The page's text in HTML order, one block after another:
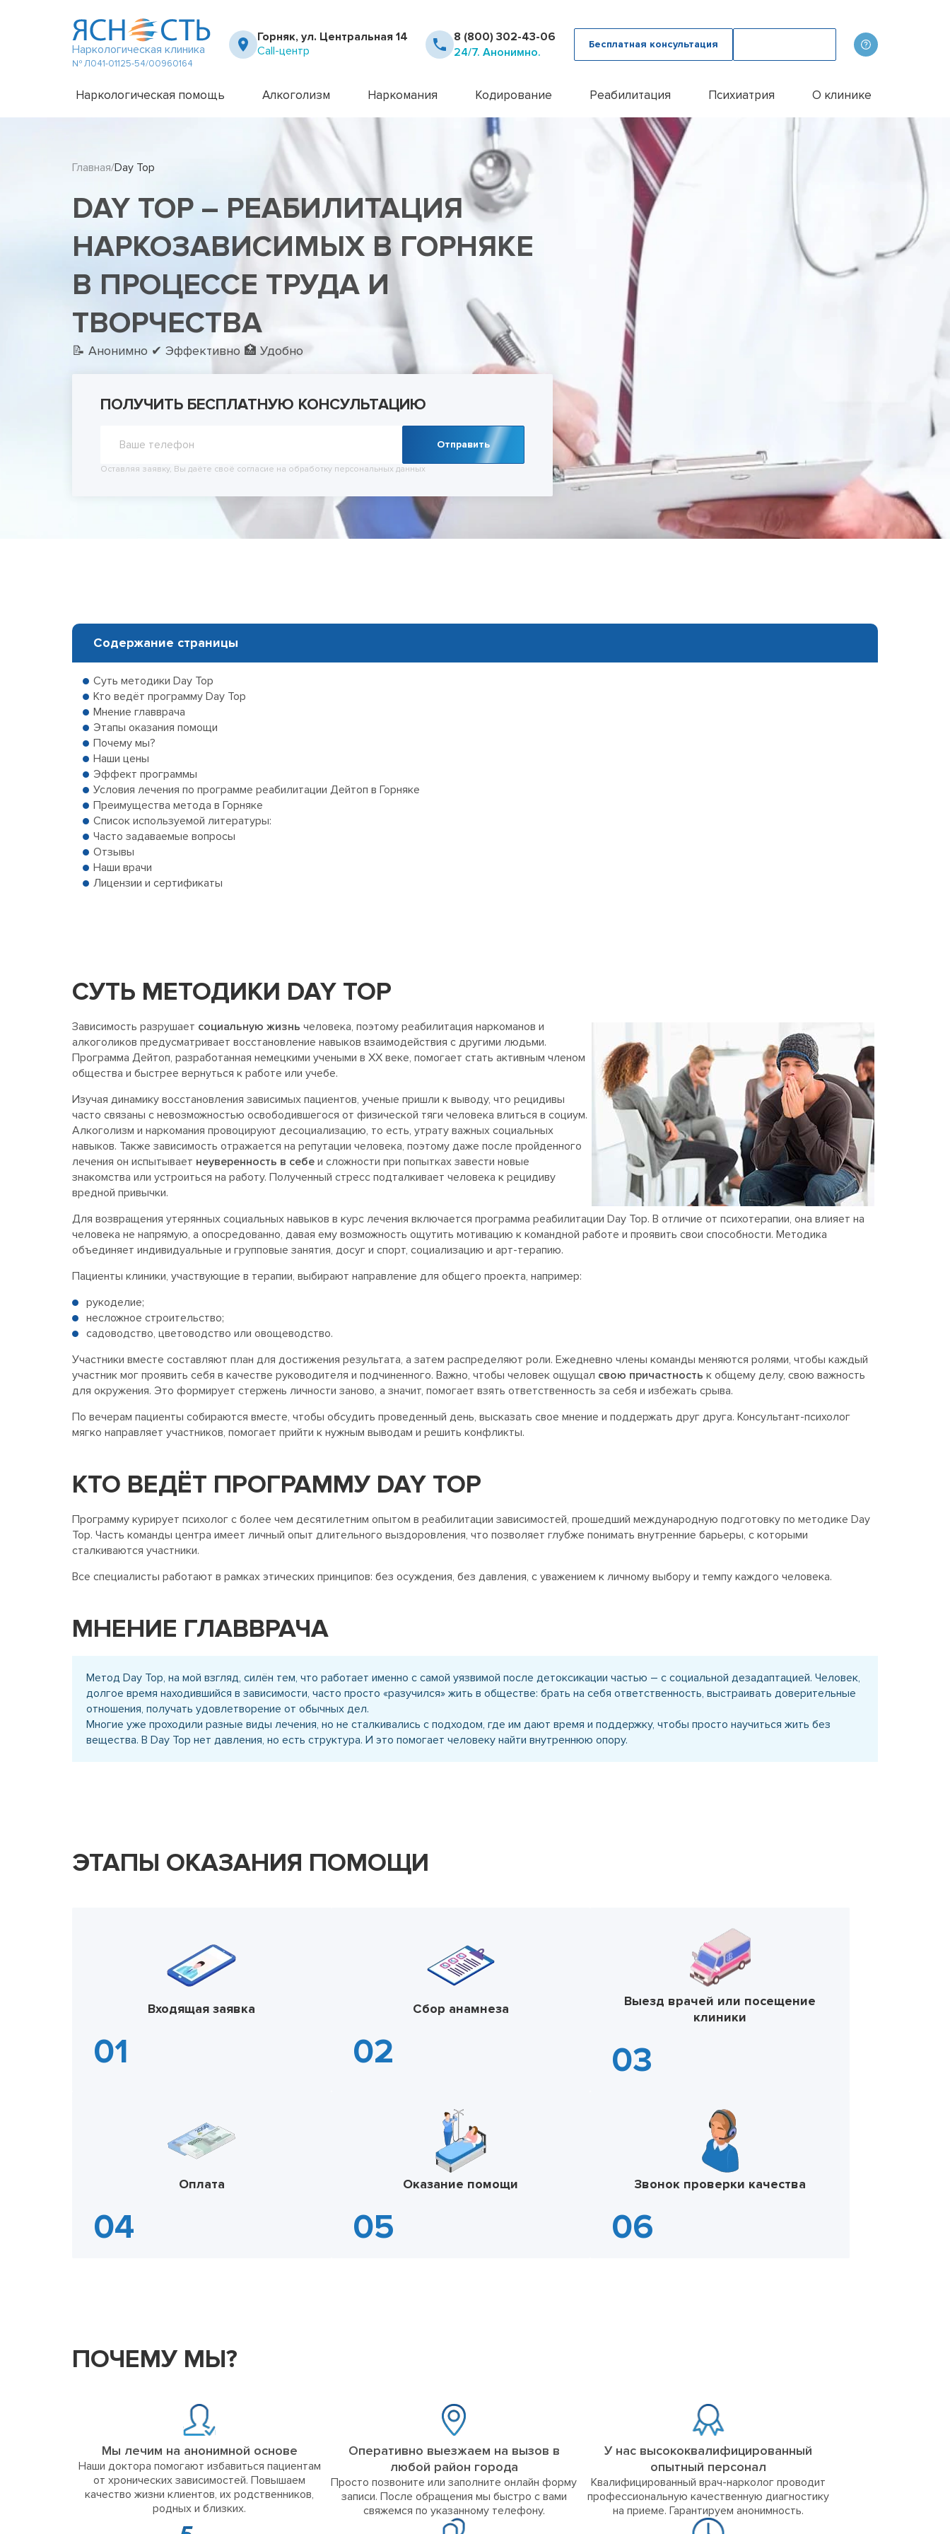
Наркологическая клиника
№ Л041-01125-54/00960164
Горняк, ул. Центральная 14
Call-центр
8 (800) 302-43-06
24/7. Анонимно.
Бесплатная консультация
Наркологическая помощь
Телефон доверия
Алкоголизм
Амбулаторное лечение алкоголизма
Капельница от похмелья
Кодирование методом Рожнова
Лечение алкоголизма
Лечение алкоголизма пожилых
Лечение алкоголизма в стационаре
Лечение пивного алкоголизма
Лечение женского алкоголизма
Принудительное лечение алкоголизма
Вывод из запоя в стационаре
Наркомания
Детоксикация наркозависимых
Кодирование от наркомании
Лечение героиновой зависимости
Лечение наркомании амбулаторно
Лечение наркомании у подростков
Лечение наркомании в стационаре
Лечение спайсовой зависимости
Лечение табакокурения
Лечение зависимости от Гашиша
Лечение зависимости от Лирики
Лечение зависимости от Мефедрона
Лечение зависимости от тропикамидов
Методы лечения солевой зависимости
Снятие ломки
УБОД
Кодирование
Кодирование Аквилонг
Кодирование алкоголизма на дому
Кодирование алкоголизма уколом
Кодирование алкоголизма вшиванием ампулы
Кодирование Двойной Блок
Кодирование гипнозом
Кодирование иглоукалыванием
Кодирование Налтрексоном
Кодирование наркозависимости
Кодирование от алкоголизма Эспераль
Кодирование по методу Довженко
Кодирование SIT
Кодирование Торпедо
Кодирование Вивитролом
Кодировка от курения
Реабилитация
12 шагов
Day Top
Реабилитации алкоголиков
Реабилитация наркозависимых
Психиатрия
Консультация психолога
Лечение алкоголизма с психологом
Лечение анорексии
Лечение бессонницы
Лечение бессонницы у пожилых людей
Лечение бессонницы у женщин
Лечение биполярного расстройства
Лечение деменции
Лечение депрессии
Лечение дисморфофобии
Лечение игромании
Лечение мании преследования
Лечение невроза
Лечение ОКР (обсессивно-компульсивного
Лечение панических атак
Лечение паранойи
Лечение ПТСР
Лечение шизофрении
Лечение социопатии
Лечение созависимости
Лечение тревожного расстройства
Психиатр на дом
О клинике
Наши врачи
Фотогалерея
Главная Day Top
DAY TOP – РЕАБИЛИТАЦИЯ
НАРКОЗАВИСИМЫХ В ГОРНЯКЕ
В ПРОЦЕССЕ ТРУДА И
ТВОРЧЕСТВА
📝 Анонимно ✔ Эффективно 🏥 Удобно
ПОЛУЧИТЬ БЕСПЛАТНУЮ КОНСУЛЬТАЦИЮ
Отправить
Оставляя заявку, Вы даёте своё согласие на обработку персональных данных
Содержание страницы
Суть методики Day Top
Кто ведёт программу Day Top
Мнение главврача
Этапы оказания помощи
Почему мы?
Наши цены
Эффект программы
Условия лечения по программе реабилитации Дейтоп в Горняке
Преимущества метода в Горняке
Список используемой литературы:
Часто задаваемые вопросы
Отзывы
Наши врачи
Лицензии и сертификаты
СУТЬ МЕТОДИКИ DAY TOP
Зависимость разрушает социальную жизнь человека, поэтому реабилитация наркоманов и
алкоголиков предусматривает восстановление навыков взаимодействия с другими людьми.
Программа Дейтоп, разработанная немецкими учеными в ХХ веке, помогает стать активным членом
общества и быстрее вернуться к работе или учебе.
Изучая динамику восстановления зависимых пациентов, ученые пришли к выводу, что рецидивы
часто связаны с невозможностью освободившегося от физической тяги человека влиться в социум.
Алкоголизм и наркомания провоцируют десоциализацию, то есть, утрату важных социальных
навыков. Также зависимость отражается на репутации человека, поэтому даже после пройденного
лечения он испытывает неуверенность в себе и сложности при попытках завести новые
знакомства или устроиться на работу. Полученный стресс подталкивает человека к рецидиву
вредной привычки.
Для возвращения утерянных социальных навыков в курс лечения включается программа реабилитации Day Top. В отличие от психотерапии, она влияет на
человека не напрямую, а опосредованно, давая ему возможность ощутить мотивацию к командной работе и проявить свои способности. Методика
объединяет индивидуальные и групповые занятия, досуг и спорт, социализацию и арт-терапию.
Пациенты клиники, участвующие в терапии, выбирают направление для общего проекта, например:
рукоделие;
несложное строительство;
садоводство, цветоводство или овощеводство.
Участники вместе составляют план для достижения результата, а затем распределяют роли. Ежедневно члены команды меняются ролями, чтобы каждый
участник мог проявить себя в качестве руководителя и подчиненного. Важно, чтобы человек ощущал свою причастность к общему делу, свою важность
для окружения. Это формирует стержень личности заново, а значит, помогает взять ответственность за себя и избежать срыва.
По вечерам пациенты собираются вместе, чтобы обсудить проведенный день, высказать свое мнение и поддержать друг друга. Консультант-психолог
мягко направляет участников, помогает прийти к нужным выводам и решить конфликты.
КТО ВЕДЁТ ПРОГРАММУ DAY TOP
Программу курирует психолог с более чем десятилетним опытом в реабилитации зависимостей, прошедший международную подготовку по методике Day
Top. Часть команды центра имеет личный опыт длительного выздоровления, что позволяет глубже понимать внутренние барьеры, с которыми
сталкиваются участники.
Все специалисты работают в рамках этических принципов: без осуждения, без давления, с уважением к личному выбору и темпу каждого человека.
МНЕНИЕ ГЛАВВРАЧА
Метод Day Top, на мой взгляд, силён тем, что работает именно с самой уязвимой после детоксикации частью – с социальной дезадаптацией. Человек,
долгое время находившийся в зависимости, часто просто «разучился» жить в обществе: брать на себя ответственность, выстраивать доверительные
отношения, получать удовлетворение от обычных дел.
Многие уже проходили разные виды лечения, но не сталкивались с подходом, где им дают время и поддержку, чтобы просто научиться жить без
вещества. В Day Top нет давления, но есть структура. И это помогает человеку найти внутреннюю опору.
ЭТАПЫ ОКАЗАНИЯ ПОМОЩИ
Входящая заявка Сбор анамнеза
Выезд врачей или посещение
клиники
Оплата Оказание помощи Звонок проверки качества
ПОЧЕМУ МЫ?
Мы лечим на анонимной основе
Наши доктора помогают избавиться пациентам
от хронических зависимостей. Повышаем
качество жизни клиентов, их родственников,
родных и близких.
Оперативно выезжаем на вызов в
любой район города
Просто позвоните или заполните онлайн форму
записи. После обращения мы быстро с вами
свяжемся по указанному телефону.
У нас высококвалифицированный
опытный персонал
Квалифицированный врач-нарколог проводит
профессиональную качественную диагностику
на приеме. Гарантируем анонимность.